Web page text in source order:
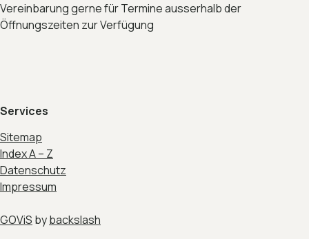
Vereinbarung gerne für Termine ausserhalb der
Öffnungszeiten zur Verfügung
Services
Sitemap
Index A – Z
Datenschutz
Impressum
GOViS bybackslash